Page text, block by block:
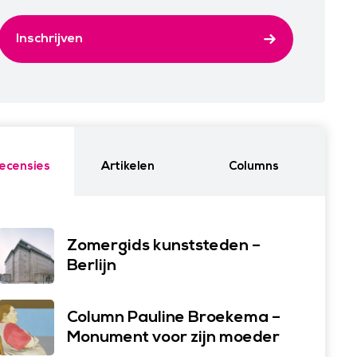
Inschrijven
Artikelen Columns
Zomergids kunststeden –
Berlijn
Column Pauline Broekema –
Monument voor zijn moeder